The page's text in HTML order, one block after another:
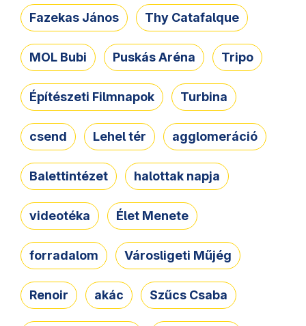
Fazekas János Thy Catafalque
MOL Bubi Puskás Aréna Tripo
Építészeti Filmnapok Turbina
csend Lehel tér agglomeráció
Balettintézet halottak napja
videotéka Élet Menete
forradalom Városligeti Műjég
Renoir akác Szűcs Csaba